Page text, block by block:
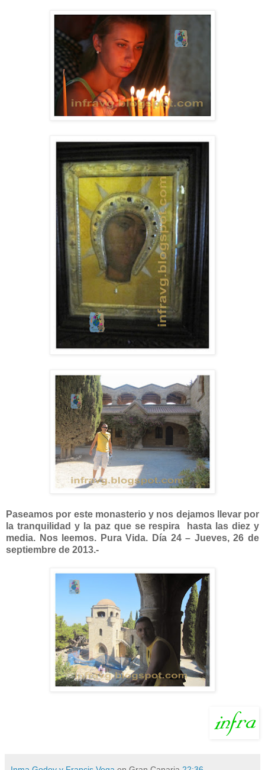
Paseamos por este monasterio y nos dejamos llevar por
la tranquilidad y la paz que se respira hasta las diez y
media. Nos leemos. Pura Vida. Día 24 – Jueves, 26 de
septiembre de 2013.-